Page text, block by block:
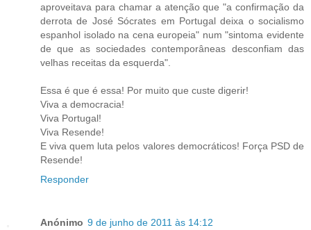
aproveitava para chamar a atenção que "a confirmação da
derrota de José Sócrates em Portugal deixa o socialismo
espanhol isolado na cena europeia" num "sintoma evidente
de que as sociedades contemporâneas desconfiam das
velhas receitas da esquerda".
Essa é que é essa! Por muito que custe digerir!
Viva a democracia!
Viva Portugal!
Viva Resende!
E viva quem luta pelos valores democráticos! Força PSD de
Resende!
Responder
Anónimo 9 de junho de 2011 às 14:12